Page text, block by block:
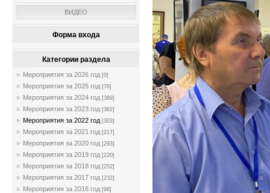
ВИДЕО
Форма входа
Категории раздела
Мероприятия за 2026 год [0]
Мероприятия за 2025 год [76]
Мероприятия за 2024 год [389]
Мероприятия за 2023 год [362]
Мероприятия за 2022 год [303]
Мероприятия за 2021 год [217]
Мероприятия за 2020 год [293]
Мероприятия за 2019 год [220]
Мероприятия за 2018 год [252]
Мероприятия за 2017 год [232]
Мероприятия за 2016 год [96]